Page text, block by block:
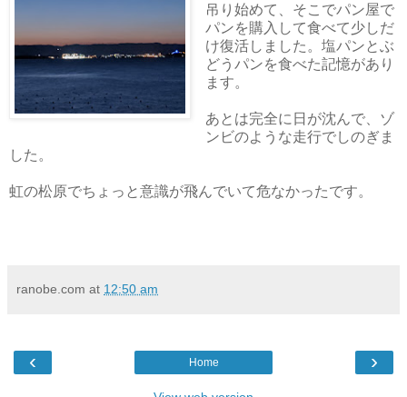
吊り始めて、そこでパン屋で
パンを購入して食べて少しだ
け復活しました。塩パンとぶ
どうパンを食べた記憶があり
ます。
あとは完全に日が沈んで、ゾ
ンビのような走行でしのぎま
した。
虹の松原でちょっと意識が飛んでいて危なかったです。
ranobe.com at 12:50 am
‹ ›
Home